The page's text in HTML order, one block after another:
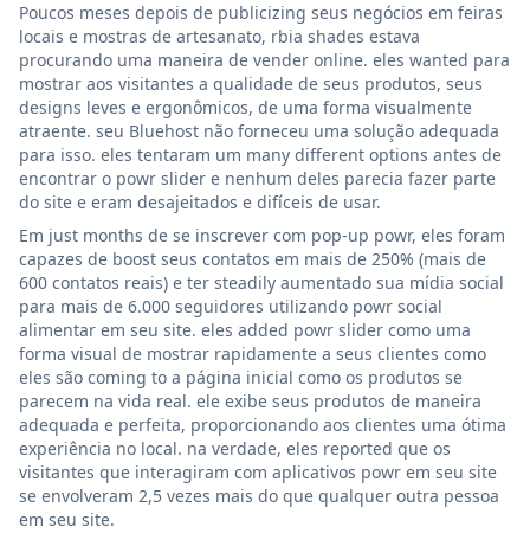
Poucos meses depois de publicizing seus negócios em feiras
locais e mostras de artesanato, rbia shades estava
procurando uma maneira de vender online. eles wanted para
mostrar aos visitantes a qualidade de seus produtos, seus
designs leves e ergonômicos, de uma forma visualmente
atraente. seu Bluehost não forneceu uma solução adequada
para isso. eles tentaram um many different options antes de
encontrar o powr slider e nenhum deles parecia fazer parte
do site e eram desajeitados e difíceis de usar.
Em just months de se inscrever com pop-up powr, eles foram
capazes de boost seus contatos em mais de 250% (mais de
600 contatos reais) e ter steadily aumentado sua mídia social
para mais de 6.000 seguidores utilizando powr social
alimentar em seu site. eles added powr slider como uma
forma visual de mostrar rapidamente a seus clientes como
eles são coming to a página inicial como os produtos se
parecem na vida real. ele exibe seus produtos de maneira
adequada e perfeita, proporcionando aos clientes uma ótima
experiência no local. na verdade, eles reported que os
visitantes que interagiram com aplicativos powr em seu site
se envolveram 2,5 vezes mais do que qualquer outra pessoa
em seu site.